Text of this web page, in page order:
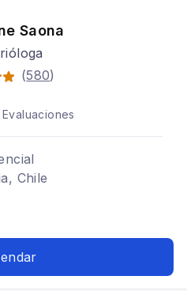
Saona
(580)
Evaluaciones
Chile